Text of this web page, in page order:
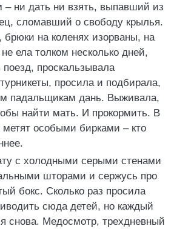
– ни дать ни взять, выпавший из
сломавший о свободу крылья.
на коленях изорваны, на
ела толком несколько дней,
поезд, проскальзывала
просила и подбирала,
падальщикам дань. Выживала,
найти мать. И прокормить. В
особыми бирками – кто
с холодными серыми стенами
шторами и сержусь про
бокс. Сколько раз просила
сюда детей, но каждый
снова. Медосмотр, трехдневный